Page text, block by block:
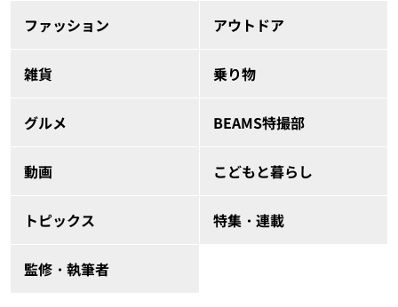
ファッション アウトドア
雑貨 乗り物
グルメ BEAMS特撮部
動画 こどもと暮らし
トピックス 特集・連載
監修・執筆者